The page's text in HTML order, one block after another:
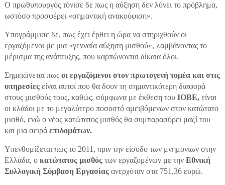
Ο πρωθυπουργός τόνισε δε πως η αύξηση δεν λύνει το πρόβλημα,
ωστόσο προσφέρει «σημαντική ανακούφιση».
Υπογράμμισε δε, πως έχει έρθει η ώρα να στηριχθούν οι
εργαζόμενοι με μια «γενναία αύξηση μισθού», λαμβάνοντας το
μέρισμα της ανάπτυξης, που καρπώνονται δίκαια όλοι.
Σημειώνεται πως οι εργαζόμενοι στον πρωτογενή τομέα και στις
υπηρεσίεςείναι αυτοί που θα δουν τη σημαντικότερη διαφορά
στους μισθούς τους, καθώς, σύμφωνα με έκθεση τουΙΟΒΕ,είναι
οι κλάδοι με το μεγαλύτερο ποσοστό αμειβόμενων στον κατώτατο
μισθό, ενώ ο νέος κατώτατος μισθός θα συμπαρασύρει μαζί του
και μια σειρά επιδομάτων.
Υπενθυμίζεται πως το 2011, πριν την είσοδο των μνημονίων στην
Ελλάδα, οκατώτατος μισθόςτων εργαζομένων με την Εθνική
Συλλογική Σύμβαση Εργασίαςανερχόταν στα 751,36 ευρώ.